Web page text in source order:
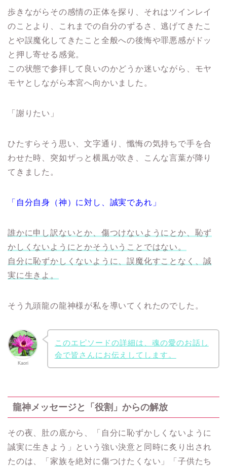
歩きながらその感情の正体を探り、それはツインレイ
のことより、これまでの自分のずるさ、逃げてきたこ
とや誤魔化してきたこと全般への後悔や罪悪感がドッ
と押し寄せる感覚。
この状態で参拝して良いのかどうか迷いながら、モヤ
モヤとしながら本宮へ向かいました。
「謝りたい」
ひたすらそう思い、文字通り、懺悔の気持ちで手を合
わせた時、突如ザっと横風が吹き、こんな言葉が降り
てきました。
「自分自身（神）に対し、誠実であれ」
誰かに申し訳ないとか、傷つけないようにとか、恥ず
かしくないようにとかそういうことではない。
自分に恥ずかしくないように、誤魔化すことなく、誠
実に生きよ。
そう九頭龍の龍神様が私を導いてくれたのでした。
Kaori
このエピソードの詳細は、魂の愛のお話し
会で皆さんにお伝えしてします。
龍神メッセージと「役割」からの解放
その夜、肚の底から、「自分に恥ずかしくないように
誠実に生きよう」という強い決意と同時に炙り出され
たのは、「家族を絶対に傷つけたくない」「子供たち